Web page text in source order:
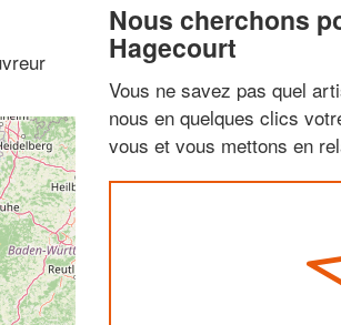
Nous cherchons
Hagecourt
Vous ne savez pas quel
nous en quelques clics
vous et vous mettons en